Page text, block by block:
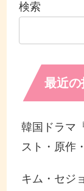
検索
最近の
韓国ドラマ
スト・原作
キム・セジ